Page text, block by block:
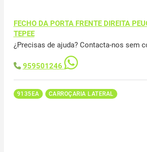
FECHO DA PORTA FRENTE DIREITA
TEPEE
¿Precisas de ajuda? Contacta-nos sem
959501246
9135EA CARROÇARIA LATERAL